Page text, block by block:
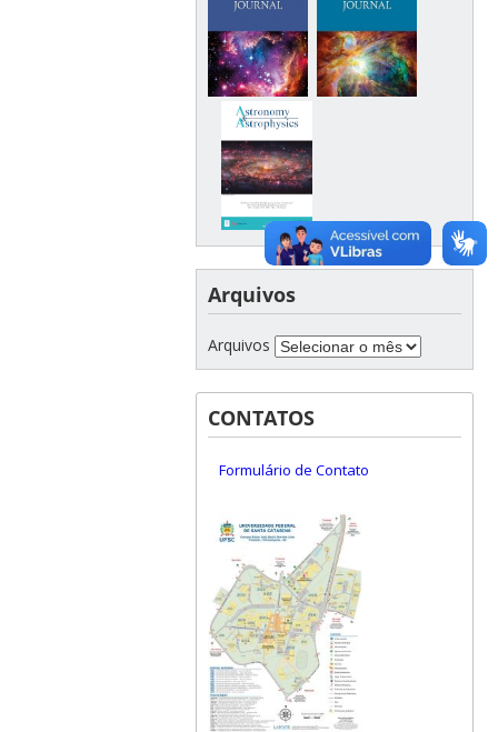
Arquivos
Arquivos
CONTATOS
Formulário de Contato